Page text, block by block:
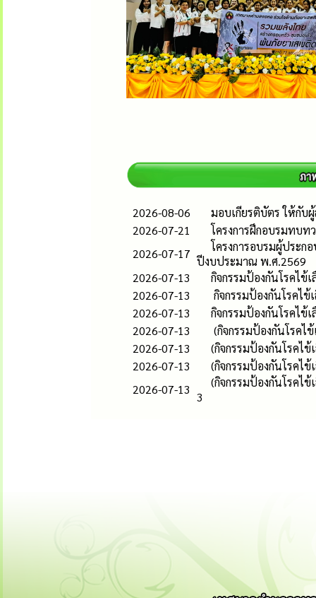
2026-08-06
มอบเกียรติบัตร ให้กับ
2026-07-21
โครงการฝึกอบรมทบ
2026-07-17
โครงการอบรมผู้ประ
ปีงบประมาณ พ.ศ.2569
2026-07-13
กิจกรรมป้องกันโรคไ
2026-07-13
กิจกรรมป้องกันโรคไ
2026-07-13
กิจกรรมป้องกันโรคไ
2026-07-13
(กิจกรรมป้องกันโรค
2026-07-13
(กิจกรรมป้องกันโรคไ
2026-07-13
(กิจกรรมป้องกันโรค
2026-07-13
(กิจกรรมป้องกันโรค
3